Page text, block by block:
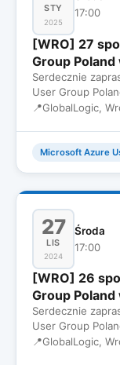
STY
2025
17:00
[WRO] 27
Group Poland
Serdecznie
User Group
Stycznia we…
📍GlobalLogic,
27
LIS
2024
Środa
17:00
[WRO] 26
Group Poland
Serdecznie
User Group
Listopada we…
📍GlobalLogic,